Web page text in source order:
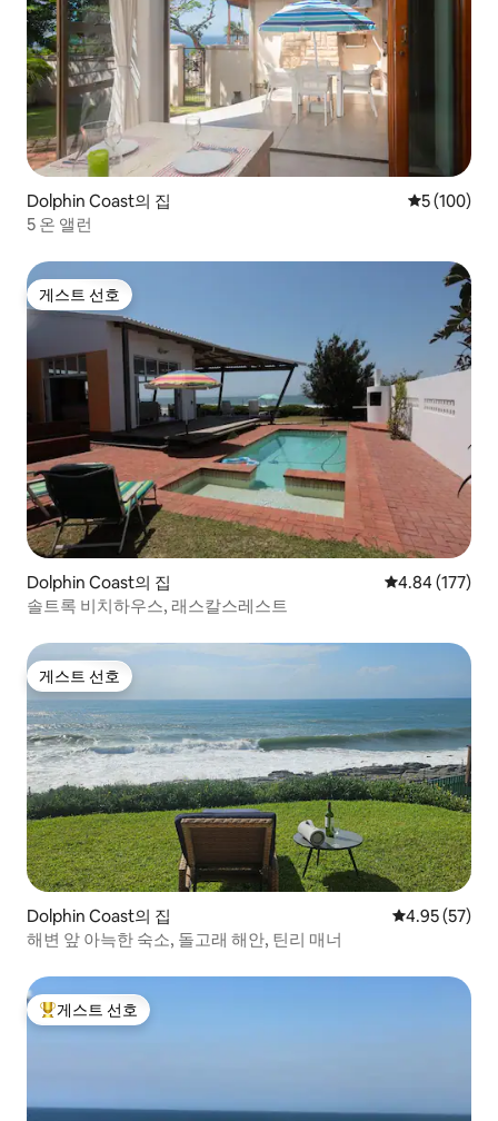
Dolphin Coast의 집 평점 5점(5
5 (100)
5 온 앨런
게스트 선호
게스트 선호
Dolphin Coast의 집 평점 4.84점(5
4.84 (177)
솔트록 비치하우스, 래스칼스레스트
게스트 선호
게스트 선호
Dolphin Coast의 집 평점 4.95점(5
4.95 (57)
해변 앞 아늑한 숙소, 돌고래 해안, 틴리 매너
상위 게스트 선호
게스트 선호